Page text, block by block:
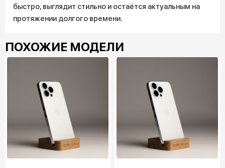
быстро, выглядит стильно и остаётся актуальным на
протяжении долгого времени.
ПОХОЖИЕ МОДЕЛИ